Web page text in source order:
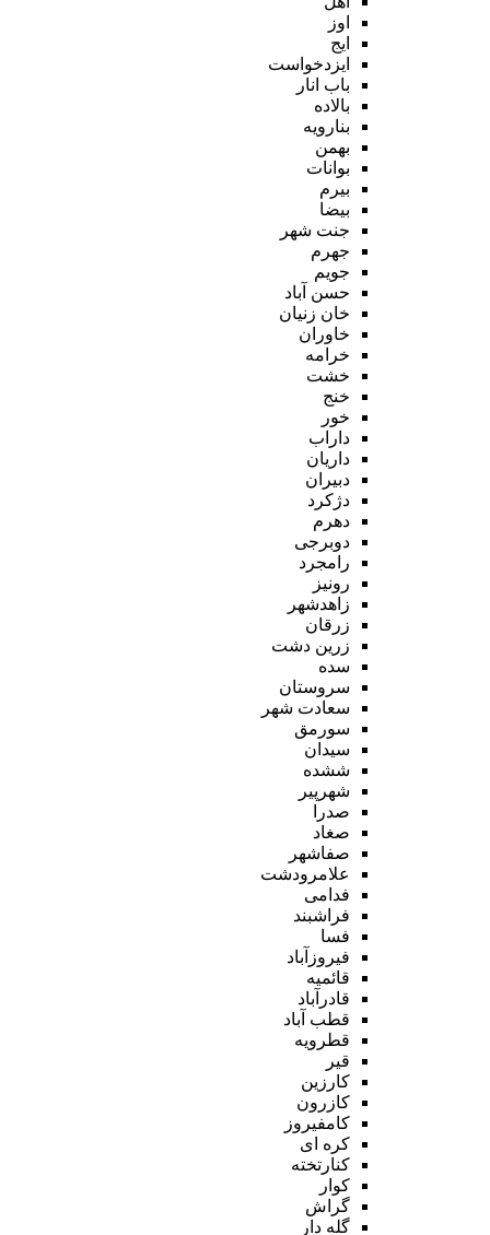
اوز
ایج
ایزدخواست
باب انار
بالاده
بنارویه
بهمن
بوانات
بیرم
بیضا
جنت شهر
جهرم
جویم
حسن آباد
خان زنیان
خاوران
خرامه
خشت
خنج
خور
داراب
داریان
دبیران
دژکرد
دهرم
دوبرجی
رامجرد
رونیز
زاهدشهر
زرقان
زرین دشت
سده
سروستان
سعادت شهر
سورمق
سیدان
ششده
شهرپیر
صدرا
صغاد
صفاشهر
علامرودشت
فدامی
فراشبند
فسا
فیروزآباد
قائمیه
قادرآباد
قطب آباد
قطرویه
قیر
کارزین
کازرون
کامفیروز
کره ای
کنارتخته
کوار
گراش
گله دار